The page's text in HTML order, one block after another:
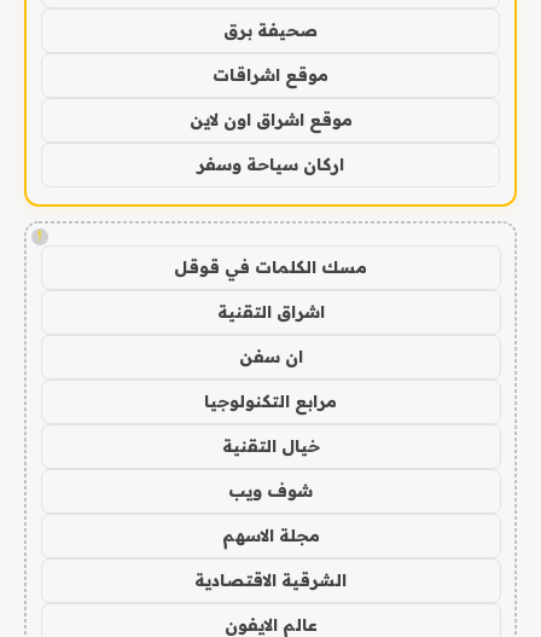
صحيفة برق
موقع اشراقات
موقع اشراق اون لاين
اركان سياحة وسفر
!
مسك الكلمات في قوقل
اشراق التقنية
ان سفن
مرابع التكنولوجيا
خيال التقنية
شوف ويب
مجلة الاسهم
الشرقية الاقتصادية
عالم الايفون